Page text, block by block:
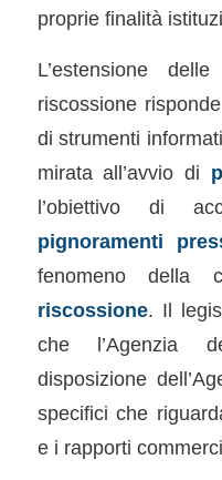
proprie finalità
L’estensione
riscossione
di strumenti
mirata all’avvio di
l’obiettivo di
pignoramenti
fenomeno della
riscossione. Il
che l’Agenzia
disposizione
specifici che
e i rapporti